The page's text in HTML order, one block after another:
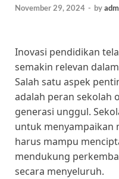
November 29, 2024 - by
Inovasi pendidikan
semakin relevan
Salah satu aspek
adalah peran sekolah
generasi unggul.
untuk menyampaikan
harus mampu
mendukung
secara menyeluruh.